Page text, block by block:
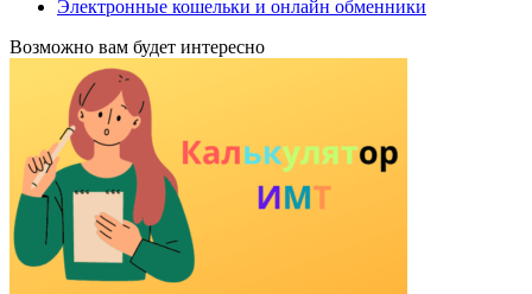
Электронные кошельки и онлайн обменники
Возможно вам будет интересно